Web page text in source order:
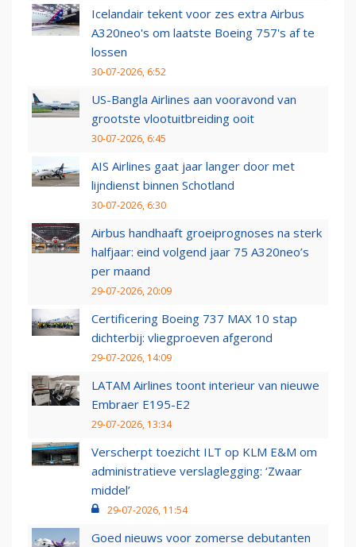
Icelandair tekent voor zes extra Airbus
A320neo's om laatste Boeing 757's af te
lossen
30-07-2026, 6:52
US-Bangla Airlines aan vooravond van
grootste vlootuitbreiding ooit
30-07-2026, 6:45
AIS Airlines gaat jaar langer door met
lijndienst binnen Schotland
30-07-2026, 6:30
Airbus handhaaft groeiprognoses na sterk
halfjaar: eind volgend jaar 75 A320neo’s
per maand
29-07-2026, 20:09
Certificering Boeing 737 MAX 10 stap
dichterbij: vliegproeven afgerond
29-07-2026, 14:09
LATAM Airlines toont interieur van nieuwe
Embraer E195-E2
29-07-2026, 13:34
Verscherpt toezicht ILT op KLM E&M om
administratieve verslaglegging: ‘Zwaar
middel’
29-07-2026, 11:54
Goed nieuws voor zomerse debutanten